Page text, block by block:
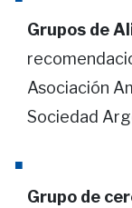
Grupos de
Asociación
Sociedad
Grupo de